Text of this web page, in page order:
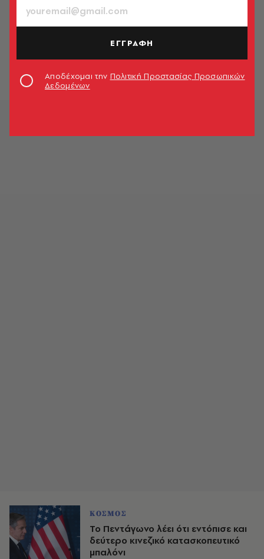
ΕΛΛΑΔΑ
απογειώσεις στα ελληνικά
Newsroom
ΚΟΣΜΟΣ
Το Πεντάγωνο λέει ότι εντόπισε και
δεύτερο κινεζικό κατασκοπευτικό
μπαλόνι
ΕΓΓΡΑΦΗ
Αποδέχομαι την Πολιτική Προστασίας Προσωπικών
Δεδομένων